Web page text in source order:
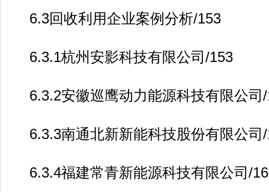
6.3回收利用企业案例分析/153
6.3.1杭州安影科技有限公司/153
6.3.2安徽巡鹰动力能源科技有限公司/
6.3.3南通北新新能科技股份有限公司/
6.3.4福建常青新能源科技有限公司/